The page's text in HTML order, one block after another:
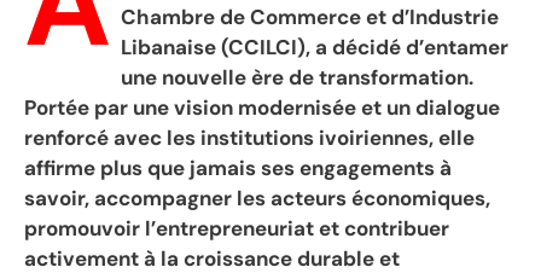
Chambre de Commerce et d’Industrie
Libanaise (CCILCI), a décidé d’entamer
une nouvelle ère de transformation.
Portée par une vision modernisée et un dialogue
renforcé avec les institutions ivoiriennes, elle
affirme plus que jamais ses engagements à
savoir, accompagner les acteurs économiques,
promouvoir l’entrepreneuriat et contribuer
activement à la croissance durable et